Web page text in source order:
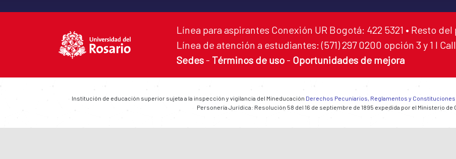
Línea para aspirantes Conexión UR Bogotá: 422 5321 • Resto del
Línea de atención a estudiantes: (571) 297 0200 opción 3 y 1 I
Sedes - Términos de uso - Oportunidades de mejora
Institución de educación superior sujeta a la inspección y vigilancia del Mineducación Derechos Pecuniarios, Reglamentos y Constituciones
Personería Jurídica: Resolución 58 del 16 de septiembre de 1895 expedida por el Ministerio de